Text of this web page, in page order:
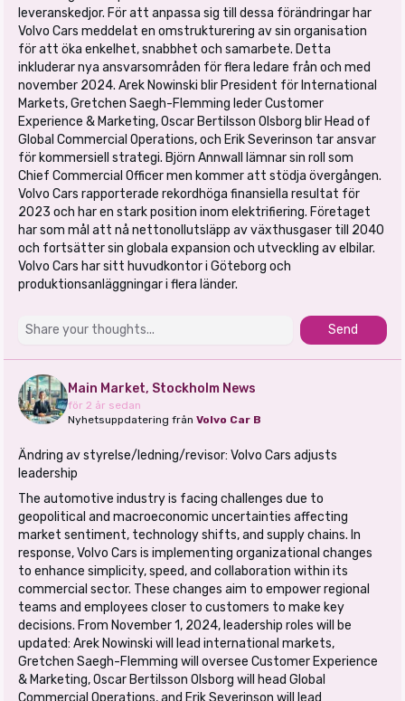
leveranskedjor. För att anpassa sig till dessa förändringar har
Volvo Cars meddelat en omstrukturering av sin organisation
för att öka enkelhet, snabbhet och samarbete. Detta
inkluderar nya ansvarsområden för flera ledare från och med
november 2024. Arek Nowinski blir President för International
Markets, Gretchen Saegh-Flemming leder Customer
Experience & Marketing, Oscar Bertilsson Olsborg blir Head of
Global Commercial Operations, och Erik Severinson tar ansvar
för kommersiell strategi. Björn Annwall lämnar sin roll som
Chief Commercial Officer men kommer att stödja övergången.
Volvo Cars rapporterade rekordhöga finansiella resultat för
2023 och har en stark position inom elektrifiering. Företaget
har som mål att nå nettonollutsläpp av växthusgaser till 2040
och fortsätter sin globala expansion och utveckling av elbilar.
Volvo Cars har sitt huvudkontor i Göteborg och
produktionsanläggningar i flera länder.
Send
Main Market, Stockholm News
för 2 år sedan
Nyhetsuppdatering från Volvo Car B
Ändring av styrelse/ledning/revisor: Volvo Cars adjusts
leadership
The automotive industry is facing challenges due to
geopolitical and macroeconomic uncertainties affecting
market sentiment, technology shifts, and supply chains. In
response, Volvo Cars is implementing organizational changes
to enhance simplicity, speed, and collaboration within its
commercial sector. These changes aim to empower regional
teams and employees closer to customers to make key
decisions. From November 1, 2024, leadership roles will be
updated: Arek Nowinski will lead international markets,
Gretchen Saegh-Flemming will oversee Customer Experience
& Marketing, Oscar Bertilsson Olsborg will head Global
Commercial Operations, and Erik Severinson will lead